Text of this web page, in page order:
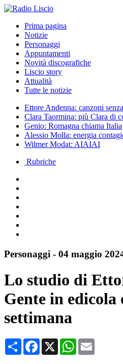
Prima pagina
Notizie
Personaggi
Appuntamenti
Novità discografiche
Liscio story
Attualità
Tutte le notizie
Ettore Andenna: canzoni
Clara Taormina: più Clara di
Genio: Romagna chiama Italia
Alessio Molla: energia
Wilmer Modat: AIAIAI
Rubriche
Personaggi - 04 maggio
Lo studio di
Gente in edicola
settimana
CondividiFacebook
X WhatsApp